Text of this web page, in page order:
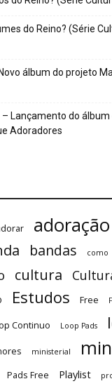
do Reino? (Série
álbum do projeto
Lançamento do álbum
Adoradores
adoração
bandas como
cultura
Estudos Free
Continuo Loop Pads
ministerial
Pads Free Playlist